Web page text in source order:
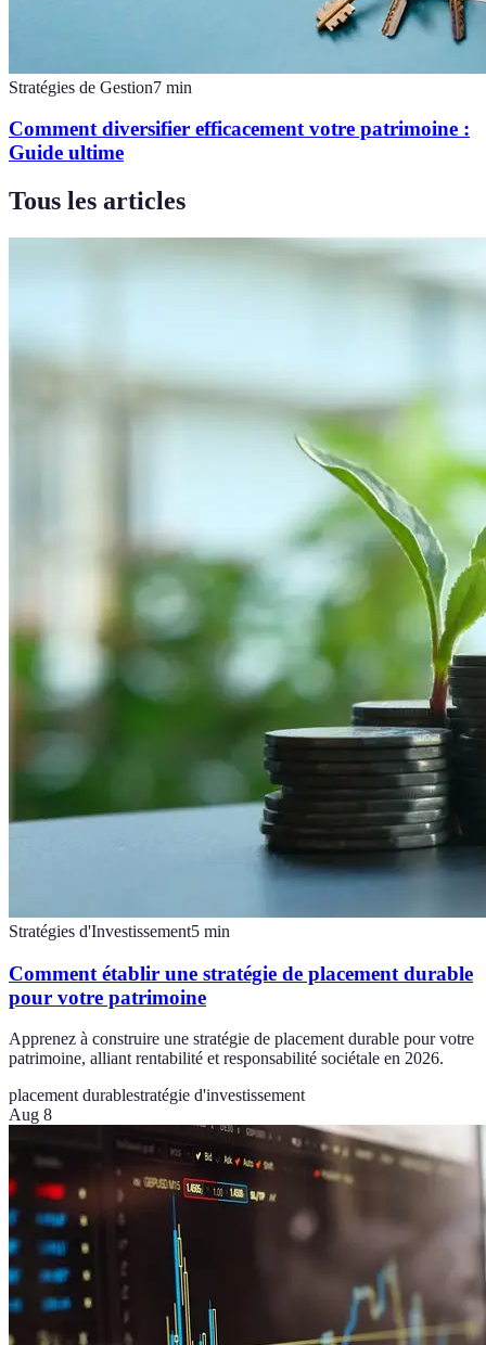
Stratégies de Gestion7 min
Comment diversifier efficacement votre patrimoine :
Guide ultime
Tous les articles
Stratégies d'Investissement5 min
Comment établir une stratégie de placement durable
pour votre patrimoine
Apprenez à construire une stratégie de placement durable pour votre
patrimoine, alliant rentabilité et responsabilité sociétale en 2026.
placement durablestratégie d'investissement
Aug 8